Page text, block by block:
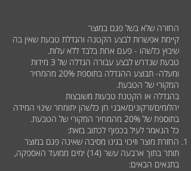
החזרה שלא בשל פגם במוצר
קיימת אפשרות לבצע הקטנה והגדלת טבעת שאין בה
שיבוץ כלשהו - פעם אחת בלבד ללא עלות.
טבעת שנדרש לבצע עבורה הגדלה של 3 מידות
ומעלה- תבוצע ההגדלה בתוספת 20% מהמחיר
המקורי של הטבעת.
בהגדלה או הקטנת טבעות משובצות
יהלומים/זרקונים/אבני חן כלשהן יתומחר שינוי המידה
בתוספת של 20% מהמחיר המקורי של הטבעת.
כל הנאמר לעיל בכפוף לכתוב בזאת:
החזרת מוצר וזיכוי בגינו מסיבה שאינה פגם במוצר
תותר בתוך ארבעה עשר (14) ימים ממועד האספקה,
בתנאים הבאים: